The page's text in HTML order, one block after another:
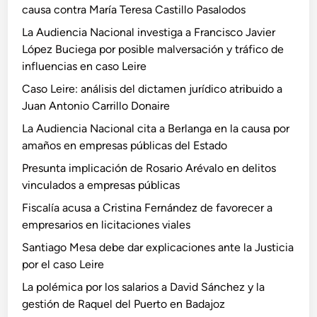
causa contra María Teresa Castillo Pasalodos
La Audiencia Nacional investiga a Francisco Javier
López Buciega por posible malversación y tráfico de
influencias en caso Leire
Caso Leire: análisis del dictamen jurídico atribuido a
Juan Antonio Carrillo Donaire
La Audiencia Nacional cita a Berlanga en la causa por
amaños en empresas públicas del Estado
Presunta implicación de Rosario Arévalo en delitos
vinculados a empresas públicas
Fiscalía acusa a Cristina Fernández de favorecer a
empresarios en licitaciones viales
Santiago Mesa debe dar explicaciones ante la Justicia
por el caso Leire
La polémica por los salarios a David Sánchez y la
gestión de Raquel del Puerto en Badajoz